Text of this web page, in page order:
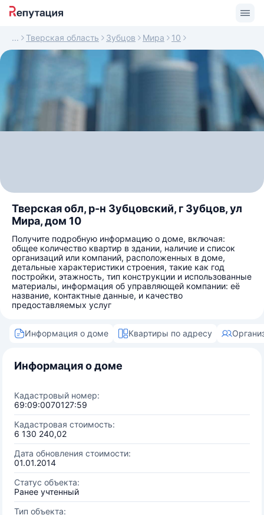
Тверская область Зубцов Мира 10
Тверская обл, р-н Зубцовский, г Зубцов, ул
Мира, дом 10
Получите подробную информацию о доме, включая:
общее количество квартир в здании, наличие и список
организаций или компаний, расположенных в доме,
детальные характеристики строения, такие как год
постройки, этажность, тип конструкции и использованные
материалы, информация об управляющей компании: её
название, контактные данные, и качество
предоставляемых услуг
Информация о доме Квартиры по адресу
Информация о доме
Кадастровый номер:
69:09:0070127:59
Кадастровая стоимость:
6 130 240,02
Дата обновления стоимости:
01.01.2014
Статус объекта:
Ранее учтенный
Тип объекта: